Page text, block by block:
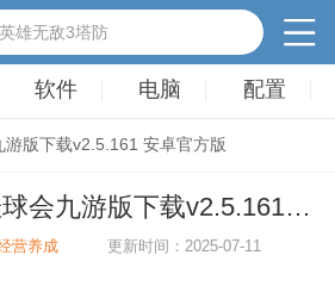
英雄无敌3塔防
软件 电脑 配置
游版下载v2.5.161 安卓官方版
最佳球会九游版下载v2.5.161 安卓官方版
营养成 更新时间：2025-07-11